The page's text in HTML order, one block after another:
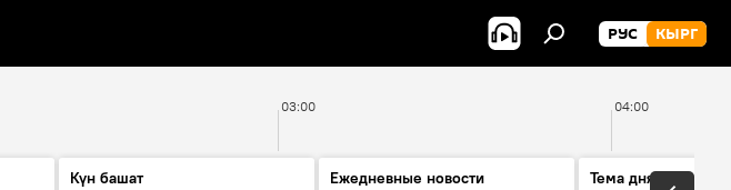
РУС КЫРГ
03:00 04:00
Күн башат
Ежедневные новости
Тема дня